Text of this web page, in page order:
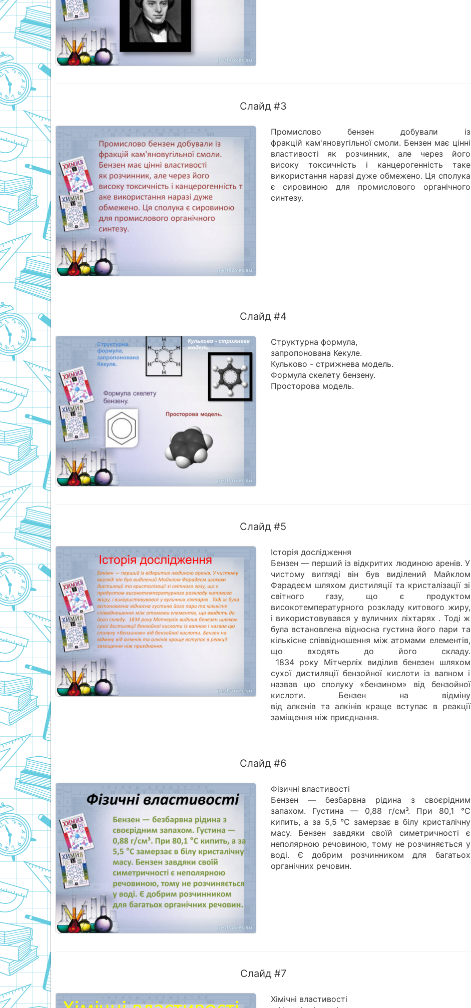
Слайд #3
Промислово бензен добували із
фракцій кам'яновугільної смоли. Бензен має цінні
властивості як розчинник, але через його
високу токсичність і канцерогенність таке
використання наразі дуже обмежено. Ця сполука
є сировиною для промислового органічного
синтезу.
Слайд #4
Структурна формула,
запропонована Кекуле.
Кульково - стрижнева модель.
Формула скелету бензену.
Просторова модель.
Слайд #5
Історія дослідження
Бензен — перший із відкритих людиною аренів. У
чистому вигляді він був виділений Майклом
Фарадеєм шляхом дистиляції та кристалізації зі
світного газу, що є продуктом
високотемпературного розкладу китового жиру,
і використовувався у вуличних ліхтарях . Тоді ж
була встановлена відносна густина його пари та
кількісне співвідношення між атомами елементів,
що входять до його складу.
1834 року Мітчерліх виділив бенезен шляхом
сухої дистиляції бензойної кислоти із вапном і
назвав цю сполуку «бензином» від бензойної
кислоти. Бензен на відміну
від алкенів та алкінів краще вступає в реакції
заміщення ніж приєднання.
Слайд #6
Фізичні властивості
Бензен — безбарвна рідина з своєрідним
запахом. Густина — 0,88 г/см³. При 80,1 °C
кипить, а за 5,5 °C замерзає в білу кристалічну
масу. Бензен завдяки своїй симетричності є
неполярною речовиною, тому не розчиняється у
воді. Є добрим розчинником для багатьох
органічних речовин.
Слайд #7
Хімічні властивості